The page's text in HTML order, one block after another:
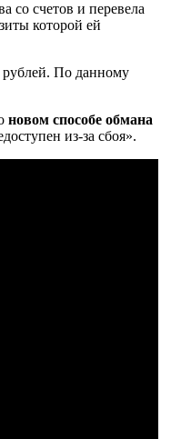
со счетов и перевела
которой ей
По данному
новом способе обмана
из-за сбоя».